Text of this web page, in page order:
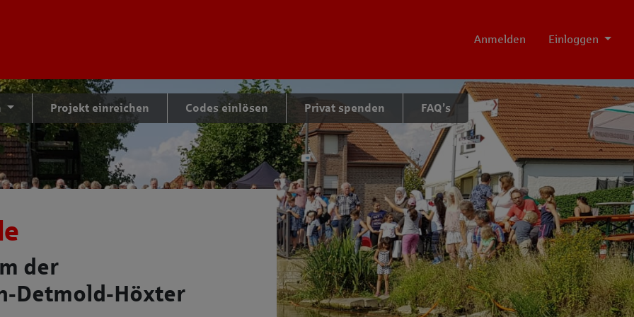
Anmelden Einloggen
Projekt einreichen Codes einlösen Privat spenden FAQ’s
der